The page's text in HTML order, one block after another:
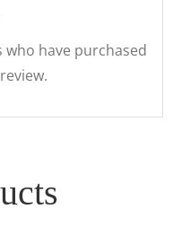
have purchased